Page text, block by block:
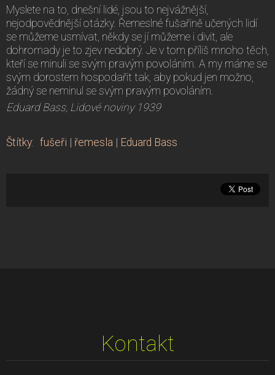
Myslete na to, dnešní lidé, jsou to nejvážnější,
nejodpovědnější otázky. Řemeslné fušařině učených lidí
se můžeme usmívat, někdy se jí můžeme i divit, ale
dohromady je to zjev nedobrý. Je v tom příliš mnoho těch,
kteří se minuli se svým pravým povoláním. A my máme se
svým dorostem hospodařit tak, aby pokud jen možno,
žádný se neminul se svým pravým povoláním.
Eduard Bass, Lidové noviny 1939
Štítky: fušeři | řemesla | Eduard Bass
Kontakt